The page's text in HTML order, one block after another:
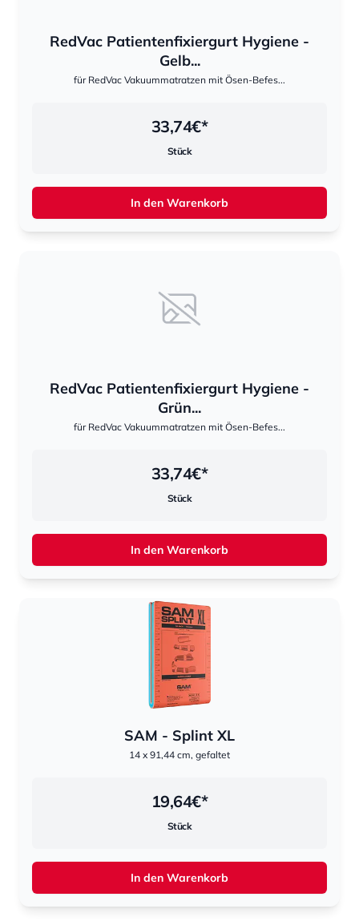
RedVac Patientenfixiergurt Hygiene -
Gelb...
für RedVac Vakuummatratzen mit Ösen-Befes...
33,74€*
Stück
In den Warenkorb
RedVac Patientenfixiergurt Hygiene -
Grün...
für RedVac Vakuummatratzen mit Ösen-Befes...
33,74€*
Stück
In den Warenkorb
SAM - Splint XL
14 x 91,44 cm, gefaltet
19,64€*
Stück
In den Warenkorb